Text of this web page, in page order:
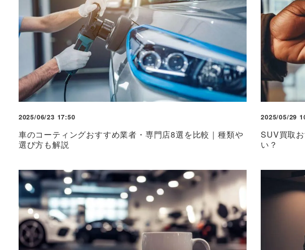
2025/06/23 17:50
車のコーティングおすすめ業者・専門店8選を比較｜種類や
選び方も解説
2025/05/29
SUV買取
い？